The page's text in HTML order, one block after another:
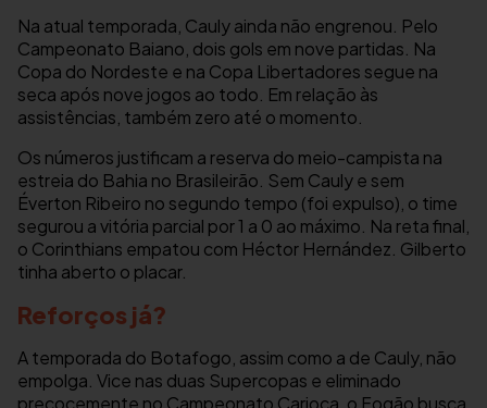
Na atual temporada, Cauly ainda não engrenou. Pelo
Campeonato Baiano, dois gols em nove partidas. Na
Copa do Nordeste e na Copa Libertadores segue na
seca após nove jogos ao todo. Em relação às
assistências, também zero até o momento.
Os números justificam a reserva do meio-campista na
estreia do Bahia no Brasileirão. Sem Cauly e sem
Éverton Ribeiro no segundo tempo (foi expulso), o time
segurou a vitória parcial por 1 a 0 ao máximo. Na reta final,
o Corinthians empatou com Héctor Hernández. Gilberto
tinha aberto o placar.
Reforços já?
A temporada do Botafogo, assim como a de Cauly, não
empolga. Vice nas duas Supercopas e eliminado